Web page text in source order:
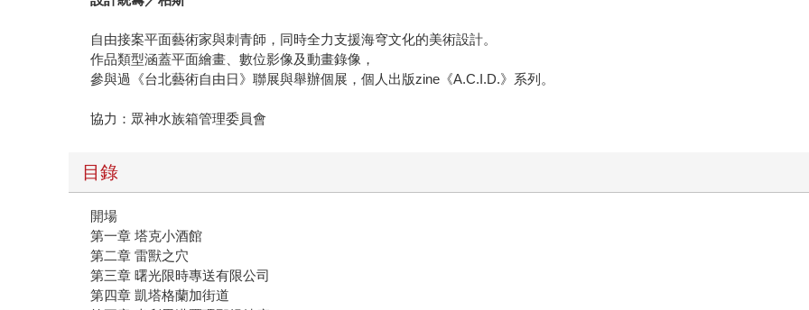
自由接案平面藝術家與刺青師，同時全力支援海穹文化的美術設計。
作品類型涵蓋平面繪畫、數位影像及動畫錄像，
參與過《台北藝術自由日》聯展與舉辦個展，個人出版zine《A.C.I.D.》系列。
協力：眾神水族箱管理委員會
目錄
開場
第一章 塔克小酒館
第二章 雷獸之穴
第三章 曙光限時專送有限公司
第四章 凱塔格蘭加街道